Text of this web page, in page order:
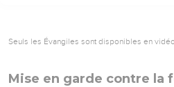
Seuls les Évangiles sont disponibles en
Mise en garde contre la